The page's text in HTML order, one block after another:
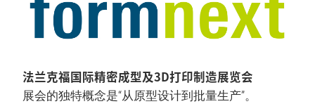
法兰克福国际精密成型及3D打印制造展览会
展会的独特概念是“从原型设计到批量生产”。